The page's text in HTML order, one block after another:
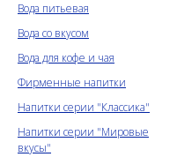
Вода питьевая
Вода со вкусом
Вода для кофе и чая
Фирменные напитки
Напитки серии "Классика"
Напитки серии "Мировые
вкусы"